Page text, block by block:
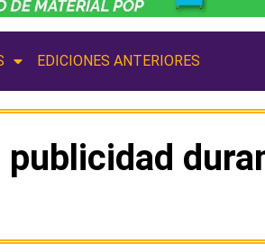
EDICIONES ANTERIORES